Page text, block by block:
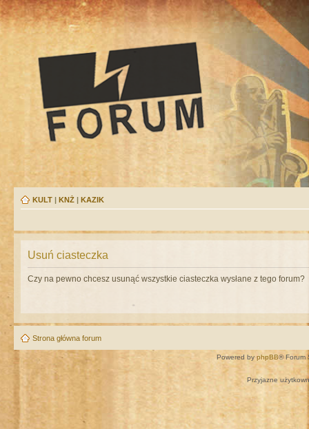
KULT | KNŻ | KAZIK
Usuń ciasteczka
Czy na pewno chcesz usunąć wszystkie ciasteczka wysłane z tego forum?
Strona główna forum
Powered by phpBB® Forum
Przyjazne